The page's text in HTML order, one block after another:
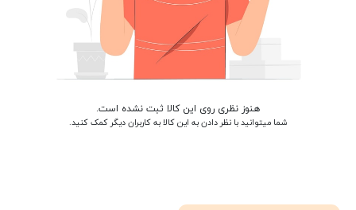
هنوز نظری روی این کالا ثبت نشده است.
شما میتوانید با نظر دادن به این کالا به کاربران دیگر کمک کنید.